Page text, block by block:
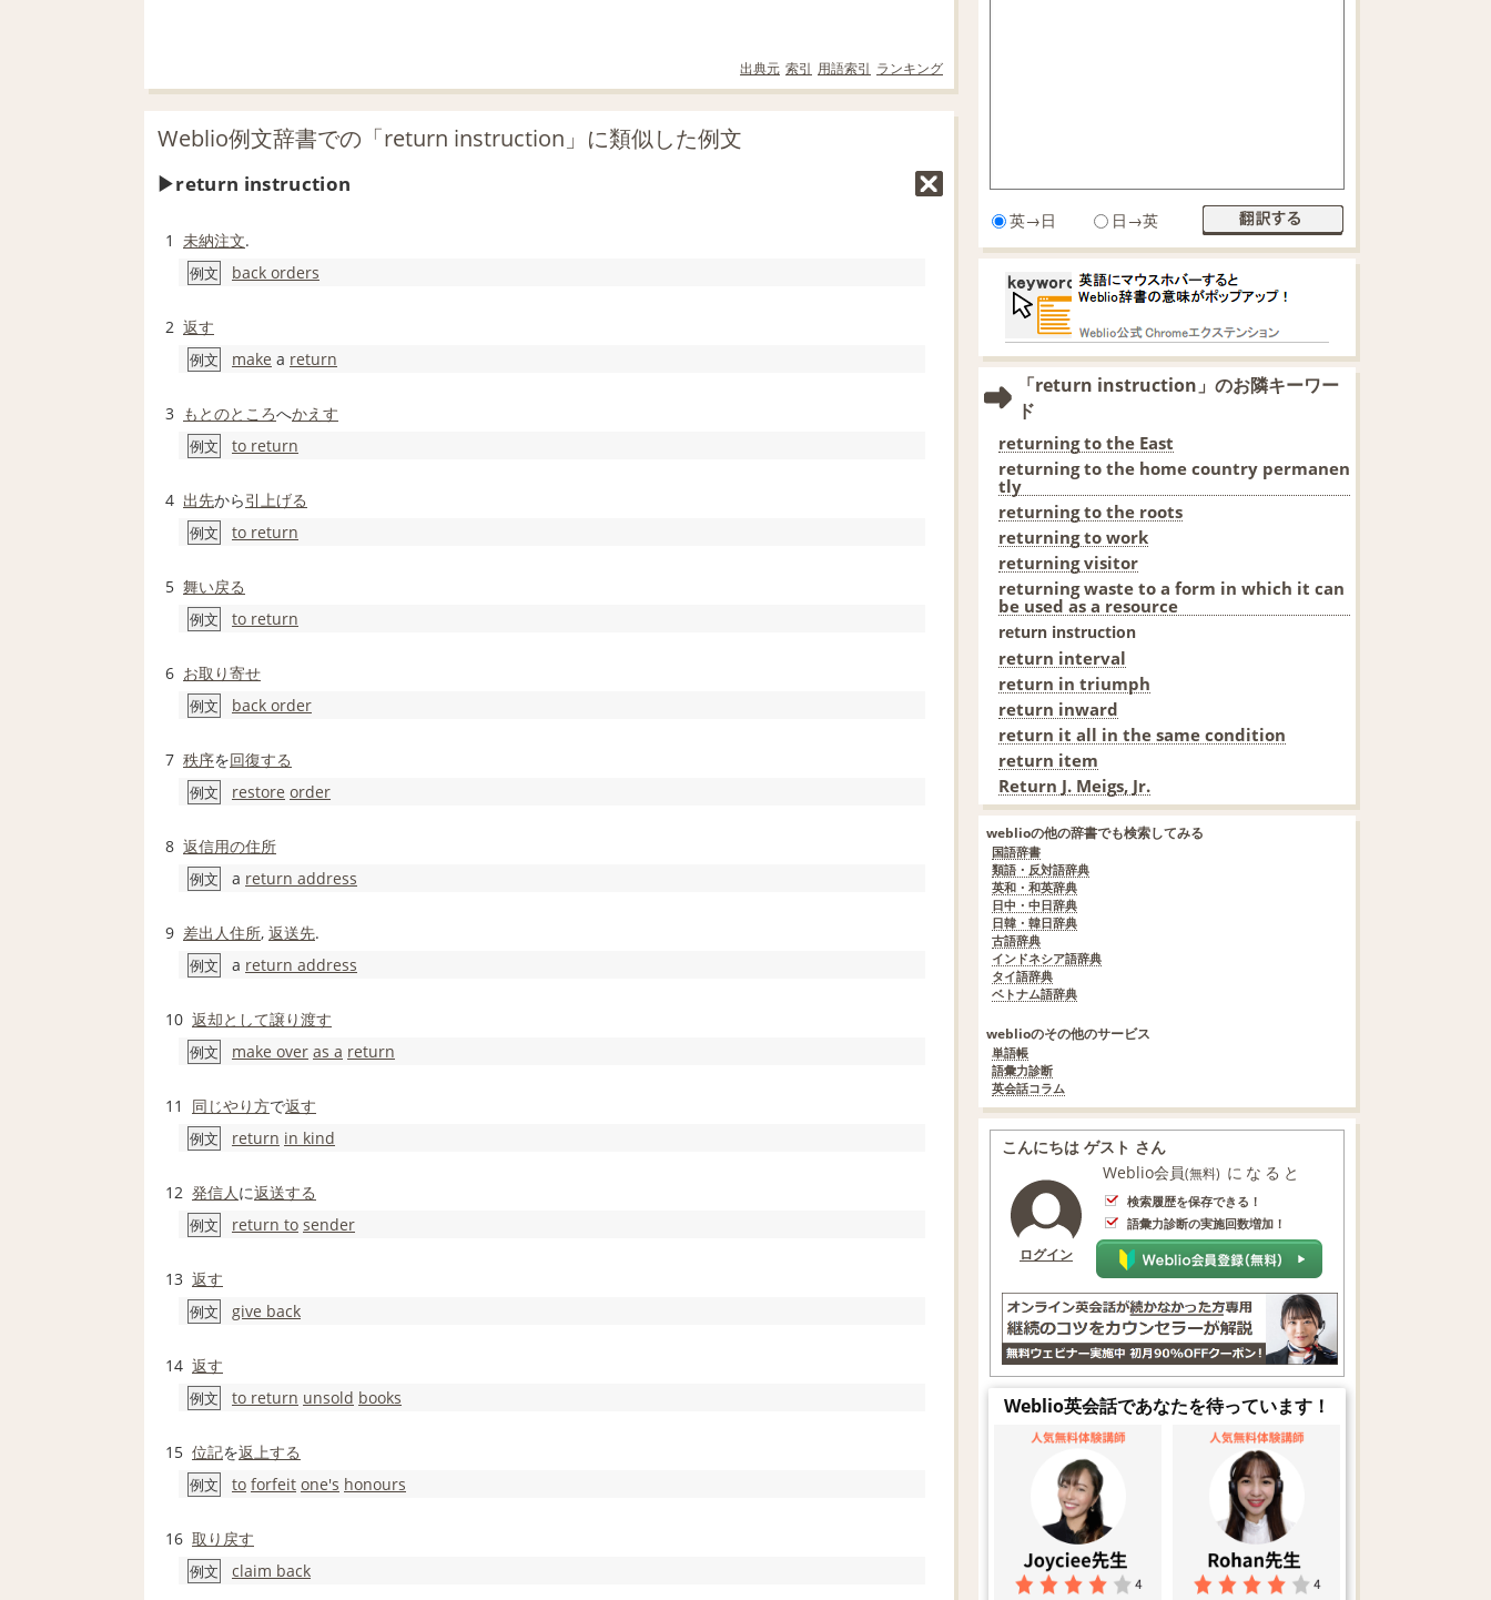
出典元 索引 用語索引 ランキング
Weblio例文辞書での「return instruction」に類似した例文
return instruction
1 未納注文.
例文 back orders
2 返す
例文 make a return
3 もとのところへかえす
例文 to return
4 出先から引上げる
例文 to return
5 舞い戻る
例文 to return
6 お取り寄せ
例文 back order
7 秩序を回復する
例文 restore order
8 返信用の住所
例文 a return address
9 差出人住所, 返送先.
例文 a return address
10 返却として譲り渡す
例文 make over as a return
11 同じやり方で返す
例文 return in kind
12 発信人 に返送する
例文 return to sender
13 返す
例文 give back
14 返す
例文 to return unsold books
15 位記を返上する
例文 to forfeit one's honours
16 取り戻す
例文 claim back
英→日 日→英
「return instruction」のお隣キーワー
ド
returning to the East
returning to the home country permanen
tly
returning to the roots
returning to work
returning visitor
returning waste to a form in which it can
be used as a resource
return instruction
return interval
return in triumph
return inward
return it all in the same condition
return item
Return J. Meigs, Jr.
weblioの他の辞書でも検索してみる
国語辞書
類語・反対語辞典
英和・和英辞典
日中・中日辞典
日韓・韓日辞典
古語辞典
インドネシア語辞典
タイ語辞典
ベトナム語辞典
weblioのその他のサービス
単語帳
語彙力診断
英会話コラム
こんにちは ゲスト さん
ログイン
Weblio会員(無料) になると
検索履歴を保存できる！
語彙力診断の実施回数増加！
Weblio英会話であなたを待っています！